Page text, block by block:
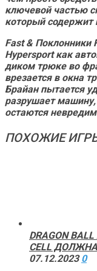
ключевой частью
который содержит
Fast & Поклонники
Hypersport как
диком трюке во
врезается в окна
Брайан пытается
разрушает
остаются
ПОХОЖИЕ
DRAGON
CELL
07.12.2023 0